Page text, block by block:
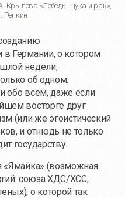
Крылова «Лебедь, щука и рак»,
Репкин
в Германии, о котором
недели,
об одном:
обо всем, даже если
восторге друг
(или же эгоистический
и отнюдь не только
государству.
«Ямайка» (возможная
союза ХДС/ХСС,
о которой так